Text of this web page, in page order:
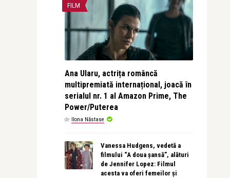
FILM
Ana Ularu, actrița româncă
multipremiată internațional, joacă în
serialul nr. 1 al Amazon Prime, The
Power/Puterea
de Ilona Năstase
Vanessa Hudgens, vedetă a
filmului “A doua șansă”, alături
de Jennifer Lopez: Filmul
acesta va oferi femeilor și